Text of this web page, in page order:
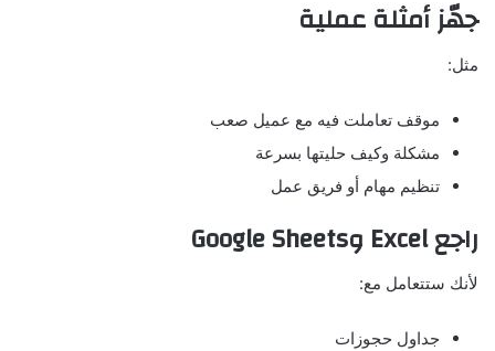
جهّز أمثلة عملية
مثل:
موقف تعاملت فيه مع عميل صعب
مشكلة وكيف حليتها بسرعة
تنظيم مهام أو فريق عمل
راجع Excel وGoogle Sheets
لأنك ستتعامل مع:
جداول حجوزات